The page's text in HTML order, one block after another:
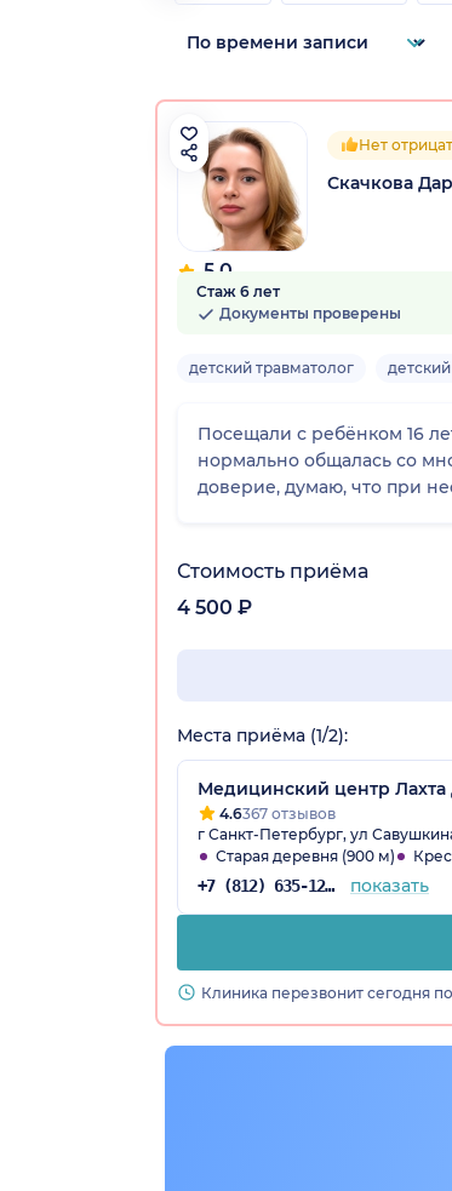
5.0
5 отзывов
Нет
Скачкова
Стаж 6 лет
Документы проверены
детский травматолог
Посещали с ребёнком 16
нормально общалась со
доверие, думаю, что при
Стоимость приёма
4 500 ₽
Места приёма (1/2):
Медицинский центр
4.6367 отзывов
г Санкт-Петербург, ул
Старая деревня (900 м)
+7 (812) 635-12-10 показать
Клиника перезвонит сегодня